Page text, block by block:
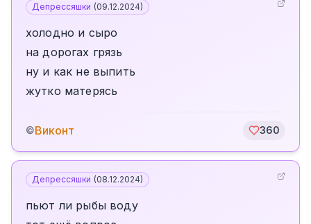
Депрессяшки (09.12.2024)
холодно и сыро
на дорогах грязь
ну и как не выпить
жутко матерясь
©Виконт 360
Депрессяшки (08.12.2024)
пьют ли рыбы воду